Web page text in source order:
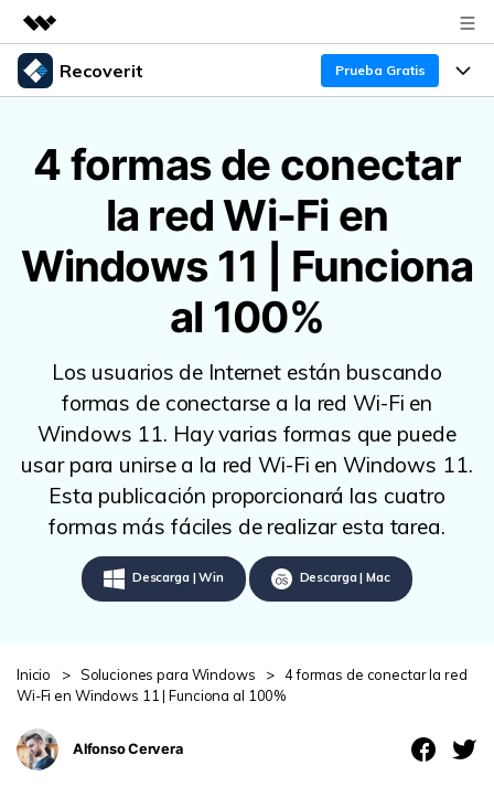
Productos destacados
Utilidades
Resumen
Quiénes somos
Sala de prensa
Recoverit Prueba Gratis
Recoverit para Windows
Líder en recuperación para Windows
Pruébalo Gratis
Recoverit para Mac
Recupera datos ilimitados del sistema Mac
Pruébalo Gratis
Recoverit Gratis
Otros Productos
Funciones
Recuperar de Unidades
Recuperar Medios Borrados
Soluciones de Recuperación Exclusivas
Recuperar Documentos
Escenarios de Pérdida de Datos
VER TODAS LAS FUNCIONES
Historias de Clientes
Temas Destacados
search
4 formas de conectar
la red Wi-Fi en
Windows 11 | Funciona
al 100%
Los usuarios de Internet están buscando
formas de conectarse a la red Wi-Fi en
Windows 11. Hay varias formas que puede
usar para unirse a la red Wi-Fi en Windows 11.
Esta publicación proporcionará las cuatro
formas más fáciles de realizar esta tarea.
Descarga | Win Descarga | Mac
Inicio > Soluciones para Windows > 4 formas de conectar la red
Wi-Fi en Windows 11 | Funciona al 100%
Alfonso Cervera